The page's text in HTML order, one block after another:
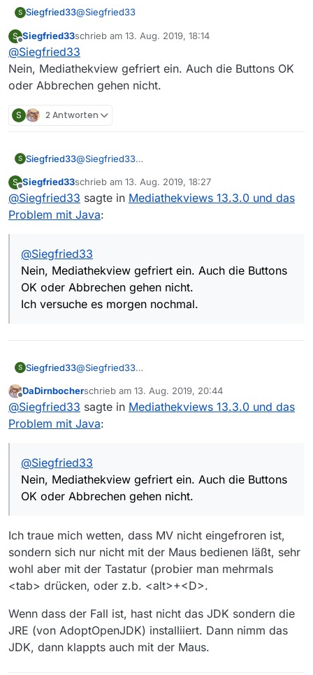
S Siegfried33@Siegfried33
Neugestartet, jetzt isses vollständig. Bin mal
gespannt ob das Downloaden auch funktioniert
:smiling_face:
S
Offline
Siegfried33schrieb am 13. Aug. 2019, 18:14
zuletzt editiert von
@Siegfried33
Nein, Mediathekview gefriert ein. Auch die Buttons OK
oder Abbrechen gehen nicht.
S 2 Antworten
S Siegfried33@Siegfried33
Buttons OK oder Abbrechen gehen nicht.
S
Offline
Siegfried33schrieb am 13. Aug. 2019, 18:27
zuletzt editiert von
@Siegfried33 sagte in Mediathekviews 13.3.0 und das
Problem mit Java:
@Siegfried33
Nein, Mediathekview gefriert ein. Auch die Buttons
OK oder Abbrechen gehen nicht.
Ich versuche es morgen nochmal.
S Siegfried33@Siegfried33
Buttons OK oder Abbrechen gehen nicht.
Offline
DaDirnbocherschrieb am 13. Aug. 2019, 20:44
zuletzt editiert von
@Siegfried33 sagte in Mediathekviews 13.3.0 und das
Problem mit Java:
@Siegfried33
Nein, Mediathekview gefriert ein. Auch die Buttons
OK oder Abbrechen gehen nicht.
Ich traue mich wetten, dass MV nicht eingefroren ist,
sondern sich nur nicht mit der Maus bedienen läßt, sehr
wohl aber mit der Tastatur (probier man mehrmals
<tab> drücken, oder z.b. <alt>+<D>.
Wenn dass der Fall ist, hast nicht das JDK sondern die
JRE (von AdoptOpenJDK) installiiert. Dann nimm das
JDK, dann klappts auch mit der Maus.